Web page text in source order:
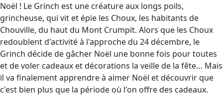
Noël ! Le Grinch est une créature aux longs poils,
grincheuse, qui vit et épie les Choux, les habitants de
Chouville, du haut du Mont Crumpit. Alors que les Choux
redoublent d'activité à l'approche du 24 décembre, le
Grinch décide de gâcher Noël une bonne fois pour toutes
et de voler cadeaux et décorations la veille de la fête… Mais
il va finalement apprendre à aimer Noël et découvrir que
c'est bien plus que la période où l'on offre des cadeaux.